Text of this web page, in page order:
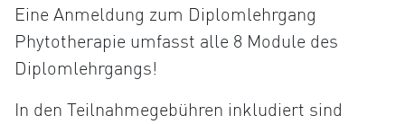
Eine Anmeldung zum Diplomlehrgang
Phytotherapie umfasst alle 8 Module des
Diplomlehrgangs!
In den Teilnahmegebühren inkludiert sind